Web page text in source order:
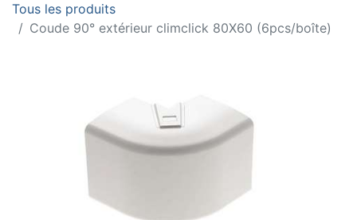
Tous les produits
Coude 90° extérieur climclick 80X60 (6pcs/boîte)